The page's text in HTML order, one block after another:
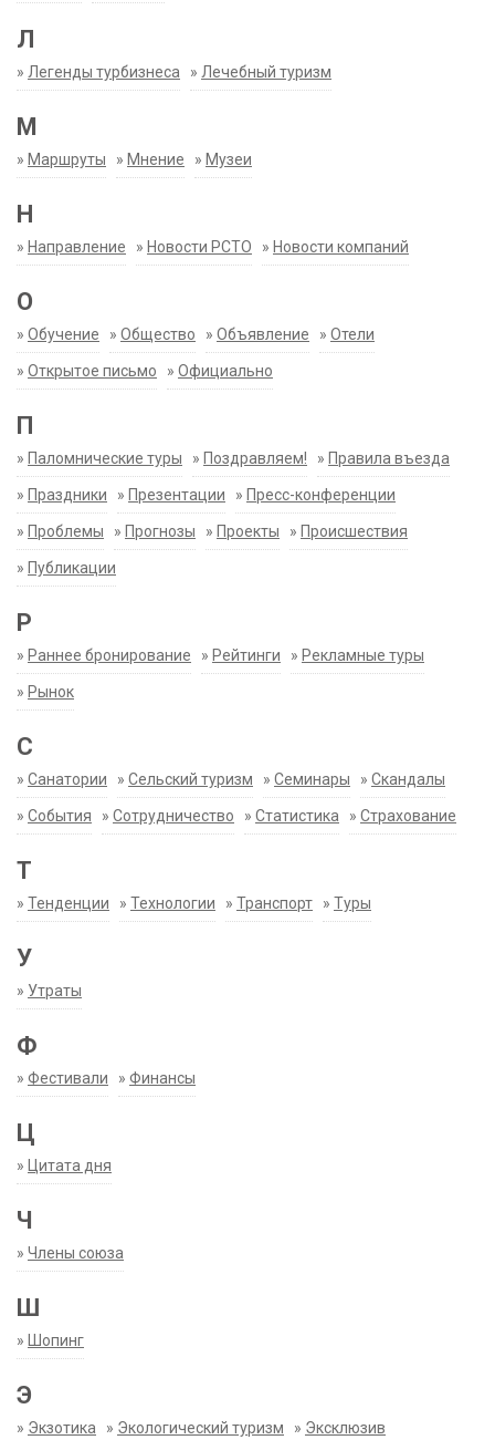
Л
» Легенды турбизнеса » Лечебный туризм
М
» Маршруты » Мнение » Музеи
Н
» Направление » Новости РСТО » Новости компаний
О
» Обучение » Общество » Объявление » Отели
» Открытое письмо » Официально
П
» Паломнические туры » Поздравляем! » Правила въезда
» Праздники » Презентации » Пресс-конференции
» Проблемы » Прогнозы » Проекты » Происшествия
» Публикации
Р
» Раннее бронирование » Рейтинги » Рекламные туры
» Рынок
С
» Санатории » Сельский туризм » Семинары » Скандалы
» События » Сотрудничество » Статистика » Страхование
Т
» Тенденции » Технологии » Транспорт » Туры
У
» Утраты
Ф
» Фестивали » Финансы
Ц
» Цитата дня
Ч
» Члены союза
Ш
» Шопинг
Э
» Экзотика » Экологический туризм » Эксклюзив